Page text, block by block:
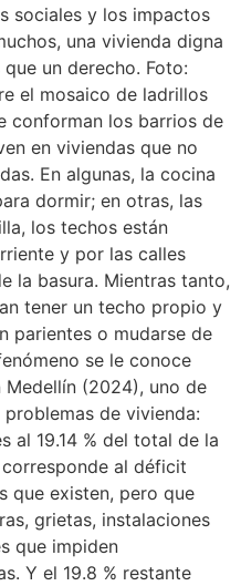
sociales y los impactos
una vivienda digna
un derecho. Foto:
el mosaico de ladrillos
conforman los barrios de
en viviendas que no
En algunas, la cocina
dormir; en otras, las
los techos están
y por las calles
la basura. Mientras tanto,
tener un techo propio y
parientes o mudarse de
se le conoce
(2024), uno de
de vivienda:
al 19.14 % del total de la
corresponde al déficit
que existen, pero que
grietas, instalaciones
que impiden
Y el 19.8 % restante